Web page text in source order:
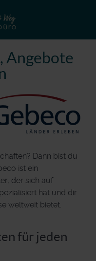
Angebote
Dann bist du
ist ein
der sich auf
hat und dir
weltweit bietet.
für jeden